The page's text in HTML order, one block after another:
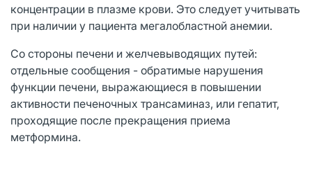
концентрации в плазме крови. Это следует учитывать
при наличии у пациента мегалобластной анемии.
Со стороны печени и желчевыводящих путей:
отдельные сообщения - обратимые нарушения
функции печени, выражающиеся в повышении
активности печеночных трансаминаз, или гепатит,
проходящие после прекращения приема
метформина.